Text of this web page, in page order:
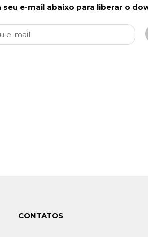
seu e-mail abaixo para liberar o
CONTATOS